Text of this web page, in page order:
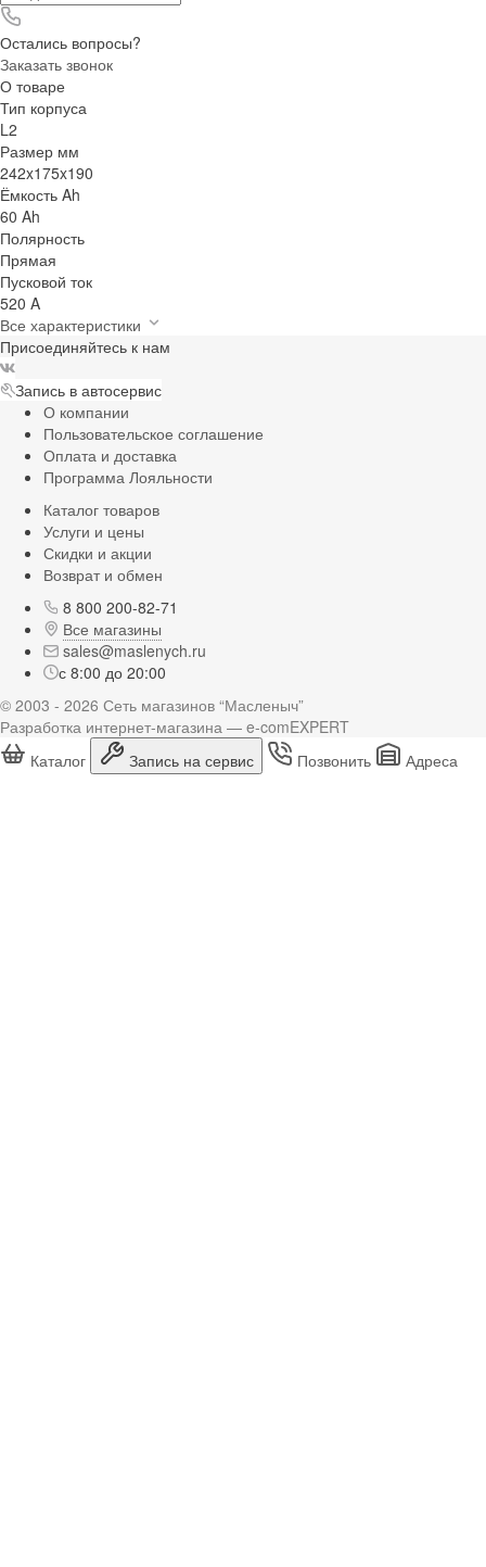
Остались вопросы?
Заказать звонок
О товаре
Тип корпуса
L2
Размер мм
242x175x190
Ёмкость Ah
60 Ah
Полярность
Прямая
Пусковой ток
520 A
Все характеристики
Присоединяйтесь к нам
Запись в автосервис
О компании
Пользовательское соглашение
Оплата и доставка
Программа Лояльности
Каталог товаров
Услуги и цены
Скидки и акции
Возврат и обмен
8 800 200-82-71
Все магазины
sales@maslenych.ru
с 8:00 до 20:00
© 2003 - 2026 Сеть магазинов “Масленыч”
Разработка интернет-магазина — e-comEXPERT
Каталог
Запись на сервис Позвонить Адреса